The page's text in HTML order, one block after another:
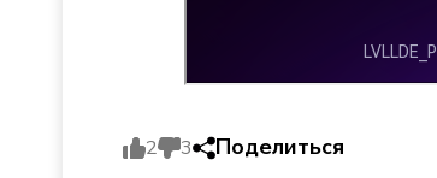
2 3 Поделиться